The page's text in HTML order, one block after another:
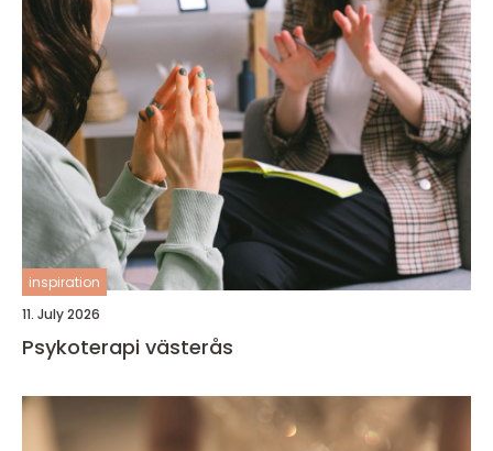
inspiration
11. July 2026
Psykoterapi västerås